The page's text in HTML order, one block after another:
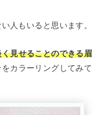
人もいると思います。
見せることのできる眉
カラーリングしてみて